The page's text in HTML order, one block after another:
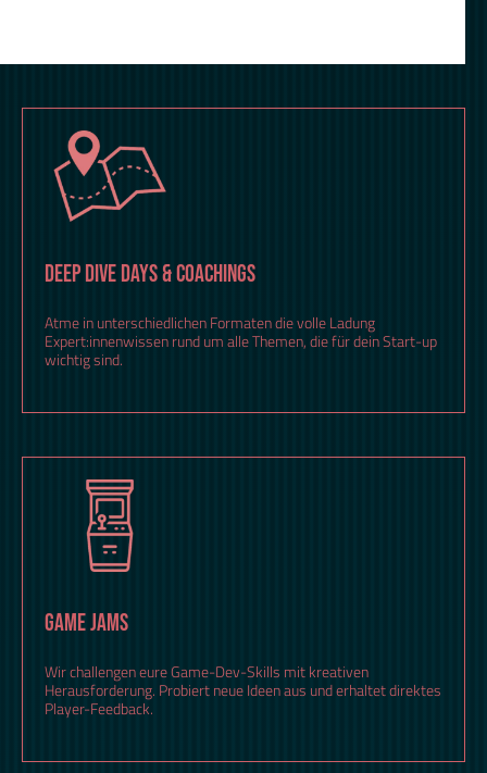
DEEP DIVE DAYS & COACHINGS
Atme in unterschiedlichen Formaten die volle Ladung
Expert:innenwissen rund um alle Themen, die für dein Start-up
wichtig sind.
GAME JAMS
Wir challengen eure Game-Dev-Skills mit kreativen
Herausforderung. Probiert neue Ideen aus und erhaltet direktes
Player-Feedback.